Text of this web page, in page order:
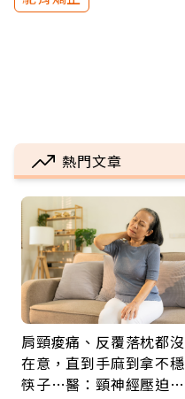
熱門文章
肩頸痠痛、反覆落枕都沒
在意，直到手麻到拿不穩
筷子…醫：頸神經壓迫上